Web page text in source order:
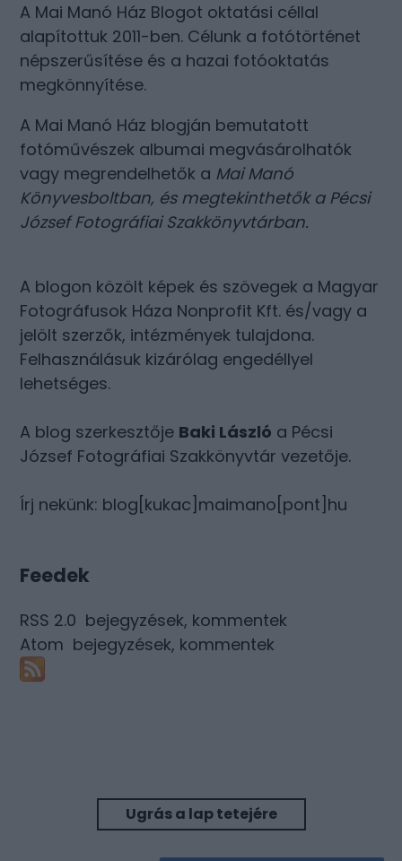
A Mai Manó Ház Blogot oktatási céllal
alapítottuk 2011-ben. Célunk a fotótörténet
népszerűsítése és a hazai fotóoktatás
megkönnyítése.
A Mai Manó Ház blogján bemutatott
fotóművészek albumai megvásárolhatók
vagy megrendelhetők a Mai Manó
Könyvesboltban, és megtekinthetők a Pécsi
József Fotográfiai Szakkönyvtárban.
A blogon közölt képek és szövegek a Magyar
Fotográfusok Háza Nonprofit Kft. és/vagy a
jelölt szerzők, intézmények tulajdona.
Felhasználásuk kizárólag engedéllyel
lehetséges.
A blog szerkesztője Baki László a Pécsi
József Fotográfiai Szakkönyvtár vezetője.
Írj nekünk: blog[kukac]maimano[pont]hu
Feedek
RSS 2.0 bejegyzések, kommentek
Atom bejegyzések, kommentek
Ugrás a lap tetejére